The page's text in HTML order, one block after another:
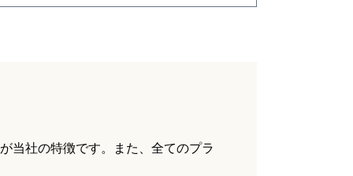
当社の特徴です。また、全てのプラ